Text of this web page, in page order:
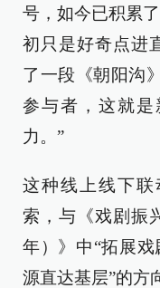
号，如今已积累
初只是好奇点进
了一段《朝阳沟
参与者，这就
力。”
这种线上线下
索，与《戏剧振
年）》中“拓展戏
源直达基层”的方